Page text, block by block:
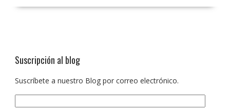
Suscripción al blog
Suscríbete a nuestro Blog por correo electrónico.